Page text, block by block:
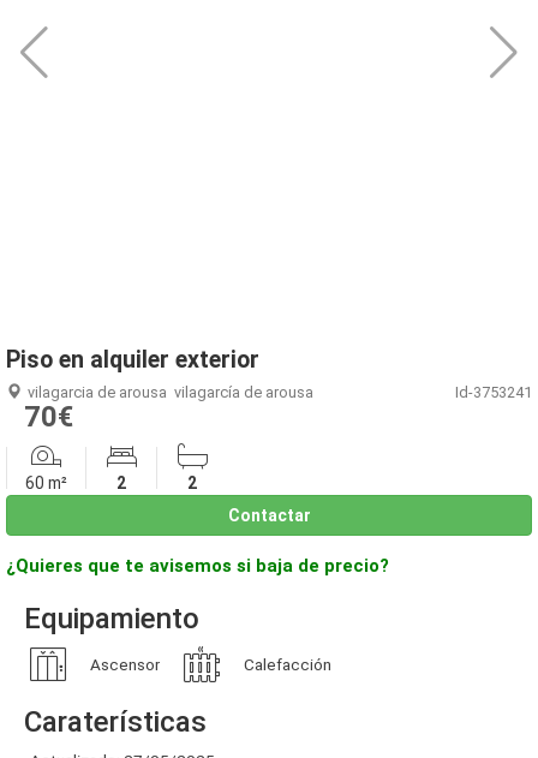
Piso en alquiler exterior
vilagarcia de arousa vilagarcía de arousa Id-3753241
70€
60 m² 2
2
Contactar
¿Quieres que te avisemos si baja de precio?
Equipamiento
Ascensor Calefacción
Caraterísticas